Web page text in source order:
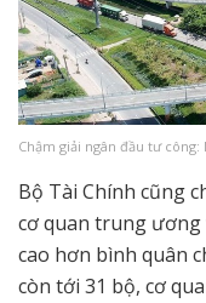
Chậm giải ngân đầu tư
Bộ Tài Chính cũng
cơ quan trung ương
cao hơn bình quân
còn tới 31 bộ, cơ